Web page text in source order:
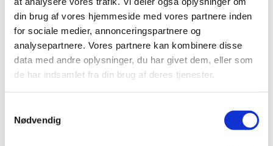
din brug af vores hjemmeside med vores partnere inden
for sociale medier, annonceringspartnere og
analysepartnere. Vores partnere kan kombinere disse
data med andre oplysninger, du har givet dem, eller som
de har indsamlet fra din brug af deres tjenester.
Nødvendig
håndtag på B: 103,4 cm x H: 223 cm x
D: 107 cm er Mutebox One en
kompakt løsning, der kan placeres i
mange forskellige
kontorindretninger uden at optage
unødigt meget plads. Det
2 cm x D: 35 cm og er placeret 105